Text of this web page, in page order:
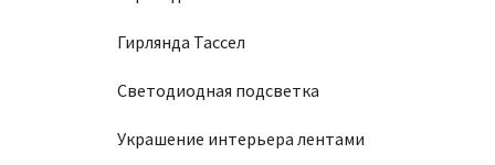
Гирлянда Тассел
Светодиодная подсветка
Украшение интерьера лентами